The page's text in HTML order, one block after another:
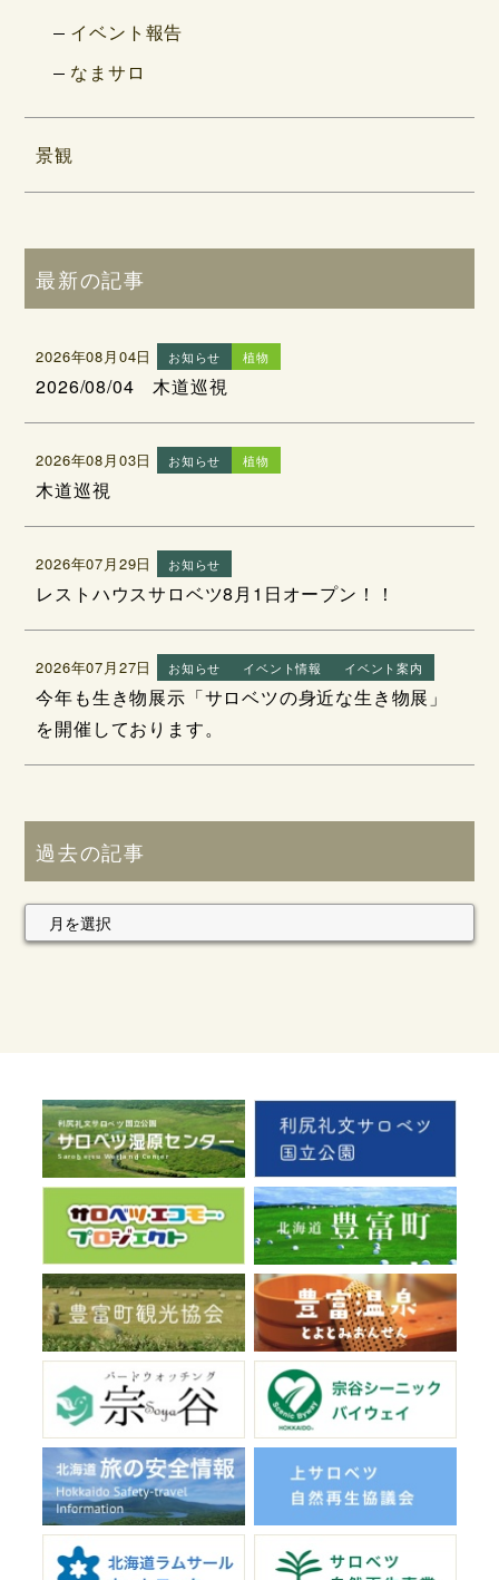
イベント報告
なまサロ
景観
最新の記事
2026年08月04日 お知らせ 植物
2026/08/04 木道巡視
2026年08月03日 お知らせ 植物
木道巡視
2026年07月29日 お知らせ
レストハウスサロベツ8月1日オープン！！
2026年07月27日 お知らせ イベント情報 イベント案内
今年も生き物展示「サロベツの身近な生き物展」
を開催しております。
過去の記事